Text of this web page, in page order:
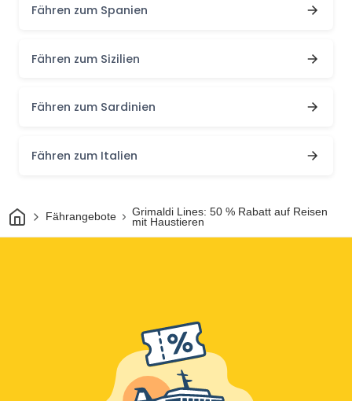
Fähren zum Spanien
Fähren zum Sizilien
Fähren zum Sardinien
Fähren zum Italien
HeimFährangebote
Grimaldi Lines: 50 % Rabatt auf Reisen
mit Haustieren